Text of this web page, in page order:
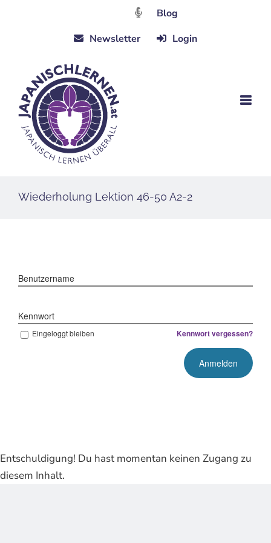
Blog
Newsletter
Login
Wiederholung Lektion 46-50 A2-2
Benutzername
Kennwort
Eingeloggt bleiben Kennwort vergessen?
Entschuldigung! Du hast momentan keinen Zugang zu
diesem Inhalt.